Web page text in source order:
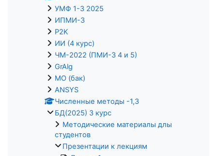
УМФ 1-3 2025
ИПМИ-3
P2K
ИИ (4 курс)
ЧМ-2022 (ПМИ-3 4 и 5)
GrAlg
МО (бак)
ANSYS
Численные методы -1,3
БД(2025) 3 курс
Методические материалы длы
студентов
Презентации к лекциям